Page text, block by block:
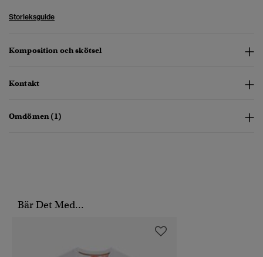
Storleksguide
Komposition och skötsel
Kontakt
Omdömen (1)
Bär Det Med...